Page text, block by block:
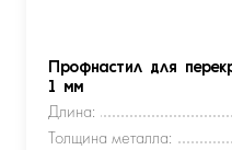
Профнастил для
1 мм
Длина:
Толщина металла: